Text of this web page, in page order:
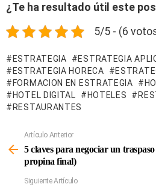
¿Te ha resultado útil este
5/5 - (6
ESTRATEGIA
ESTRATEGIA
ESTRATEGIA HORECA
FORMACION EN ESTRATEGIA
HOTEL DIGITAL
HOTELES
RESTAURANTES
Más
Artículo Anterior
5 claves para negociar un
propina final)
Siguiente Artículo